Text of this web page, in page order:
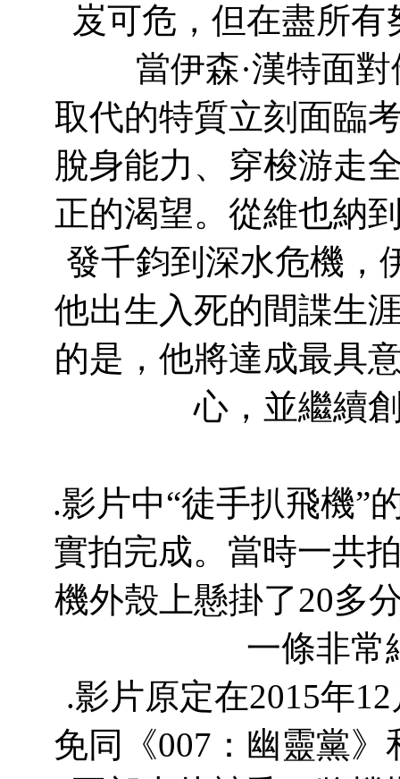
岌可危，但在盡所
當伊森·漢特面對
取代的特質立刻面臨
脫身能力、穿梭游走
正的渴望。從維也納
發千鈞到深水危機，
他出生入死的間諜生
的是，他將達成最具
心，並繼續
.影片中“徒手扒飛機”
實拍完成。當時一共
機外殼上懸掛了20多
一條非常
.影片原定在2015年
免同《007：幽靈黨